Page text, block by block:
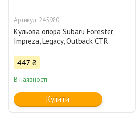
245980
Кульова опора Subaru Forester,
Impreza, Legacy, Outback CTR
447 ₴
В наявності
Купити